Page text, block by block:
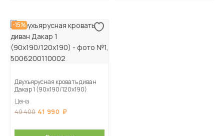
-15%
Двухъярусная кровать диван
Дакар 1 (90х190/120х190)
Цена
49 400 41 990